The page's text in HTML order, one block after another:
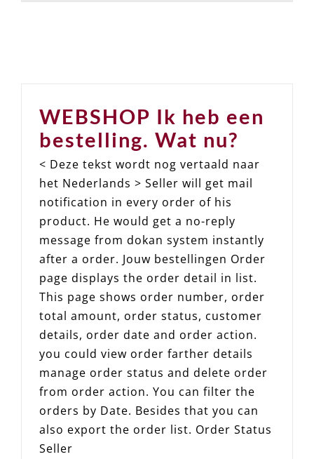
WEBSHOP Ik heb een
bestelling. Wat nu?
< Deze tekst wordt nog vertaald naar
het Nederlands > Seller will get mail
notification in every order of his
product. He would get a no-reply
message from dokan system instantly
after a order. Jouw bestellingen Order
page displays the order detail in list.
This page shows order number, order
total amount, order status, customer
details, order date and order action.
you could view order farther details
manage order status and delete order
from order action. You can filter the
orders by Date. Besides that you can
also export the order list. Order Status
Seller